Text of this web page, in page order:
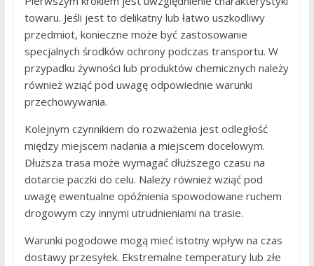
towaru. Jeśli jest to delikatny lub łatwo uszkodliwy
przedmiot, konieczne może być zastosowanie
specjalnych środków ochrony podczas transportu. W
przypadku żywności lub produktów chemicznych należy
również wziąć pod uwagę odpowiednie warunki
przechowywania.
Kolejnym czynnikiem do rozważenia jest odległość
między miejscem nadania a miejscem docelowym.
Dłuższa trasa może wymagać dłuższego czasu na
dotarcie paczki do celu. Należy również wziąć pod
uwagę ewentualne opóźnienia spowodowane ruchem
drogowym czy innymi utrudnieniami na trasie.
Warunki pogodowe mogą mieć istotny wpływ na czas
dostawy przesyłek. Ekstremalne temperatury lub złe